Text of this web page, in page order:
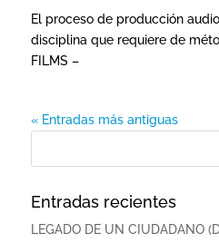
El proceso de producción
disciplina que requiere de
FILMS –
« Entradas más antiguas
Entradas recientes
LEGADO DE UN CIUDADANO